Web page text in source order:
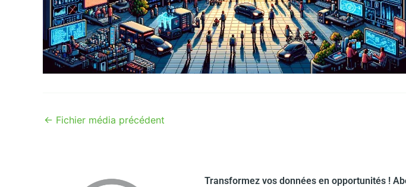
← Fichier média précédent
Transformez vos données en opportunités !